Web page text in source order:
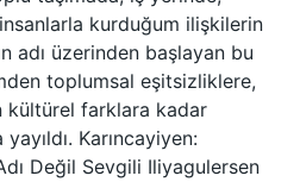
kurduğum ilişkilerin
adı üzerinden başlayan bu
toplumsal eşitsizliklere,
kültürel farklara kadar
Karıncayiyen:
Değil Sevgili Iliyagulersen